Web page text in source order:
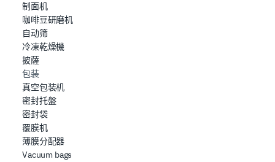
制面机
咖啡豆研磨机
自动筛
冷凍乾燥機
披薩
包装
真空包装机
密封托盤
密封袋
覆膜机
薄膜分配器
Vacuum bags